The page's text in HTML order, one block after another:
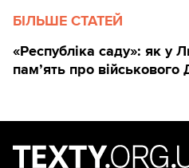
БІЛЬШЕ СТАТЕЙ
«Республіка саду»: як у
пам’ять про